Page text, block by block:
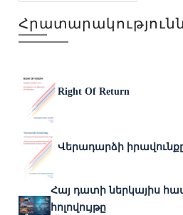
Right Of Return
Վերադարձի
Հայ դատի ներկայիս
հոլովույթը